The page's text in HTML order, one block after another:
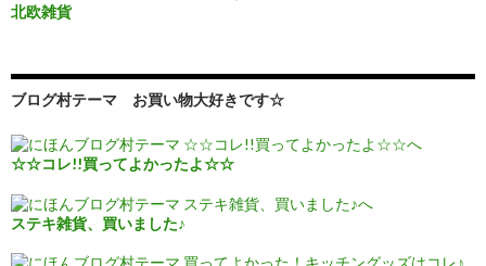
北欧雑貨
ブログ村テーマ お買い物大好きです☆
☆☆コレ!!買ってよかったよ☆☆
ステキ雑貨、買いました♪